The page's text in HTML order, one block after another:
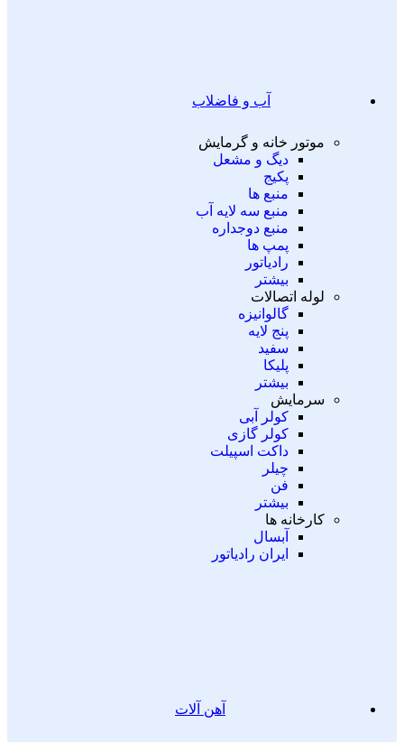
آب و فاضلاب
موتور خانه و گرمایش
دیگ و مشعل
پکیج
منبع ها
منبع سه لایه آب
منبع دوجداره
پمپ ها
رادیاتور
بیشتر
لوله اتصالات
گالوانیزه
پنج لایه
سفید
پلیکا
بیشتر
سرمایش
کولر آبی
کولر گازی
داکت اسپیلت
چیلر
فن
بیشتر
کارخانه ها
آبسال
ایران رادیاتور
آهن آلات